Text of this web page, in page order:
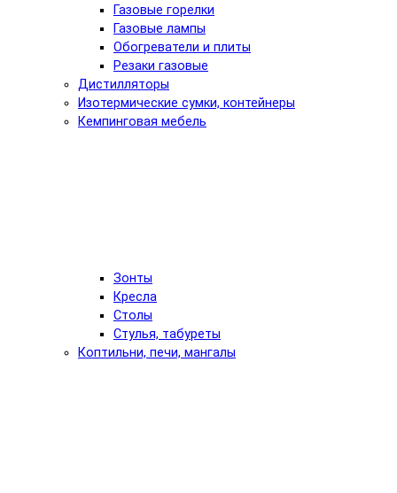
Газовые горелки
Газовые лампы
Обогреватели и плиты
Резаки газовые
Дистилляторы
Изотермические сумки, контейнеры
Кемпинговая мебель
Зонты
Кресла
Столы
Стулья, табуреты
Коптильни, печи, мангалы